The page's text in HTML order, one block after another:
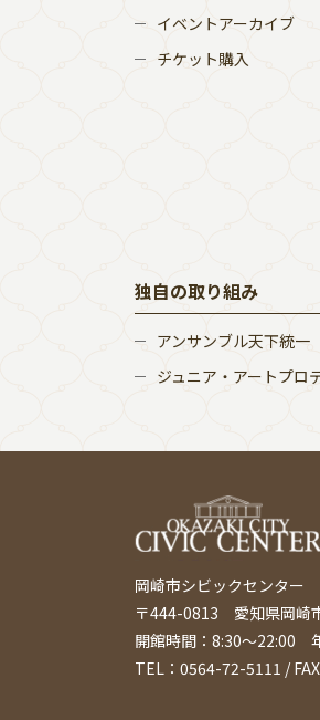
イベントアーカイブ
チケット購入
独自の取り組み
アンサンブル天下統一
ジュニア・アートプロ
岡崎市シビックセンター
〒444-0813 愛知県岡崎
開館時間：8:30〜22:00
TEL：0564-72-5111 /